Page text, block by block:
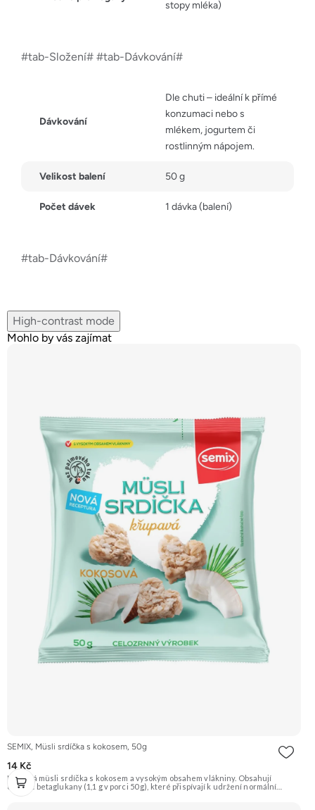
stopy mléka)
#tab-Složení# #tab-Dávkování#
Dávkování
Dle chuti – ideální k přímé
konzumaci nebo s
mlékem, jogurtem či
rostlinným nápojem.
Velikost balení 50 g
Počet dávek 1 dávka (balení)
#tab-Dávkování#
High-contrast mode
Mohlo by vás zajímat
SEMIX, Müsli srdíčka s kokosem, 50g
14 Kč
Křupavá müsli srdíčka s kokosem a vysokým obsahem vlákniny. Obsahují
ovesné betaglukany (1,1 g v porci 50 g), které přispívají k udržení normální